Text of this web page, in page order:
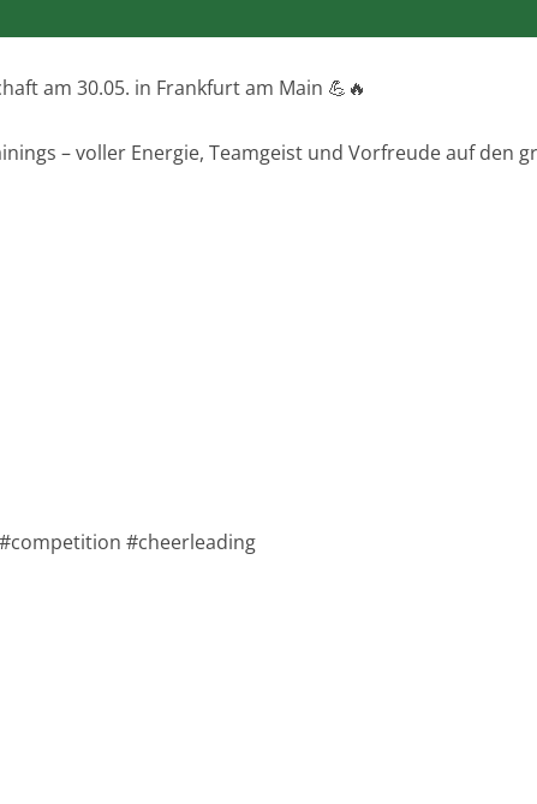
am 30.05. in Frankfurt am Main 💪🔥
– voller Energie, Teamgeist und Vorfreude auf den
#cheerleading